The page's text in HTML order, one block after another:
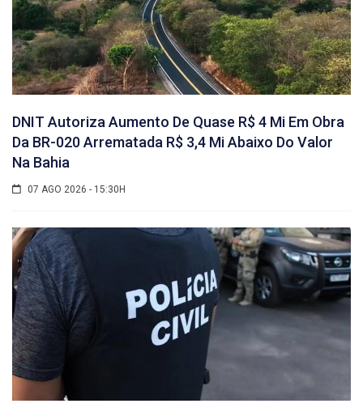
DNIT Autoriza Aumento De Quase R$ 4 Mi Em Obra
Da BR-020 Arrematada R$ 3,4 Mi Abaixo Do Valor
Na Bahia
07 AGO 2026 - 15:30H